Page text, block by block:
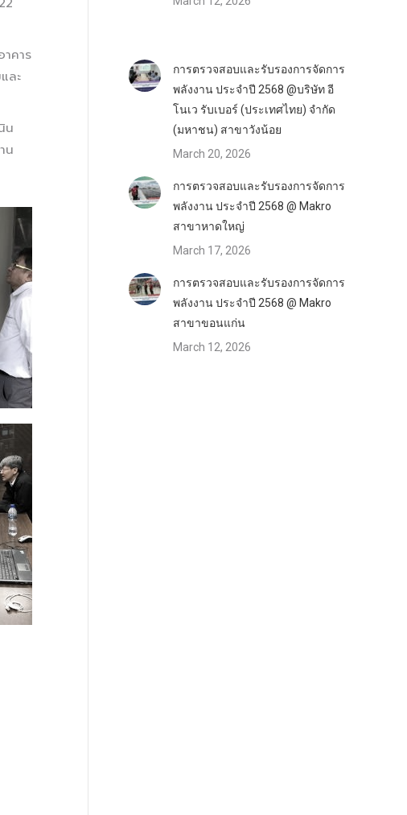
คาร
ละ
น
น
การตรวจสอบและรับรองการจัดการ
พลังงาน ประจำปี 2568 @บริษัท อี
โนเว รับเบอร์ (ประเทศไทย) จำกัด
(มหาชน) สาขาวังน้อย
March 20, 2026
การตรวจสอบและรับรองการจัดการ
พลังงาน ประจำปี 2568 @ Makro
สาขาหาดใหญ่
March 17, 2026
การตรวจสอบและรับรองการจัดการ
พลังงาน ประจำปี 2568 @ Makro
สาขาขอนแก่น
March 12, 2026